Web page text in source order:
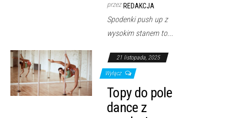
przez REDAKCJA
Spodenki push up z
wysokim stanem to...
21 listopada, 2025
Wyłącz
Topy do pole
dance z